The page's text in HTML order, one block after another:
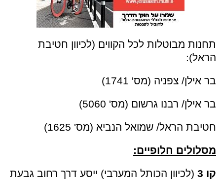
תחנות מבוטלות לכל הקווים (לכיוון חטיבת
הראל):
בר אילן/ צפניה (מס' 1741)
בר אילן/ רבנו גרשום (מס' 5060)
חטיבת הראל/ שמואל הנביא (מס' 1625)
מסלולים חלופיים:
קו 3
(לכיוון הכותל המערבי) ייסע דרך רחוב גבעת